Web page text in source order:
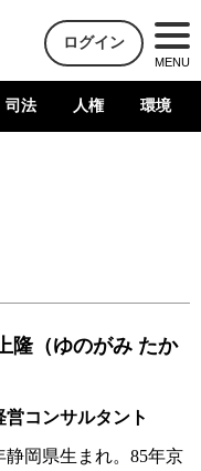
ログイン
MENU
司法 人権 環境
隆（ゆのがみ たか
営コンサルタント
静岡県生まれ。85年京